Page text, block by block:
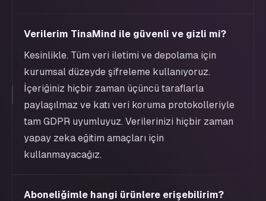
Verilerim TinaMind ile güvenli ve gizli mi?
Kesinlikle. Tüm veri iletimi ve depolama için
kurumsal düzeyde şifreleme kullanıyoruz.
İçeriğiniz hiçbir zaman üçüncü taraflarla
paylaşılmaz ve katı veri koruma protokolleriyle
tam GDPR uyumluyuz. Verilerinizi hiçbir zaman
yapay zeka eğitim amaçları için
kullanmayacağız.
Aboneliğimle hangi ürünlere erişebilirim?